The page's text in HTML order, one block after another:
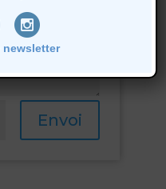
Envoi
newsletter